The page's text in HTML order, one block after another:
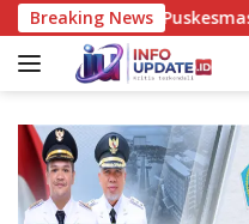
Skip
to
content
Breaking News
UPT Puskesmas Kota